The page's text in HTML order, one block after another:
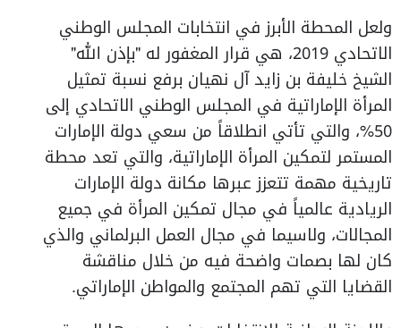
ولعل المحطة الأبرز في انتخابات المجلس الوطني
الاتحادي 2019، هي قرار المغفور له "بإذن الله"
الشيخ خليفة بن زايد آل نهيان برفع نسبة تمثيل
المرأة الإماراتية في المجلس الوطني الاتحادي إلى
50%، والتي تأتي انطلاقاً من سعي دولة الإمارات
المستمر لتمكين المرأة الإماراتية، والتي تعد محطة
تاريخية مهمة تتعزز عبرها مكانة دولة الإمارات
الريادية عالمياً في مجال تمكين المرأة في جميع
المجالات، ولاسيما في مجال العمل البرلماني والذي
كان لها بصمات واضحة فيه من خلال مناقشة
القضايا التي تهم المجتمع والمواطن الإماراتي.